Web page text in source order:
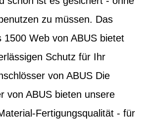
zu müssen. Das
1500 Web von ABUS bietet
Schutz für Ihr
von ABUS Die
von ABUS bieten unsere
Fertigungsqualität - für